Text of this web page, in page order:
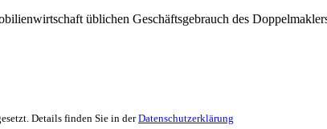
üblichen Geschäftsgebrauch des
Details finden Sie in derDatenschutzerklärung